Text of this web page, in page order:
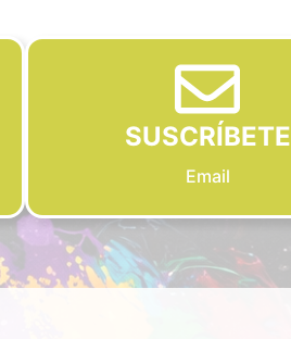
SUSCRÍBETE
Email